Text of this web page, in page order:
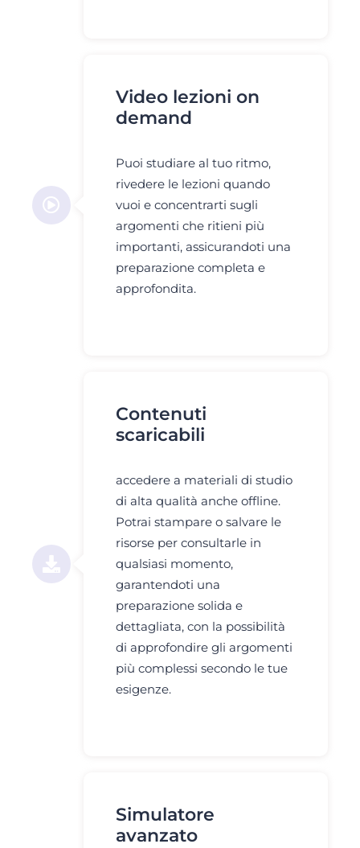
Video lezioni on
demand
Puoi studiare al tuo ritmo,
rivedere le lezioni quando
vuoi e concentrarti sugli
argomenti che ritieni più
importanti, assicurandoti una
preparazione completa e
approfondita.
Contenuti
scaricabili
accedere a materiali di studio
di alta qualità anche offline.
Potrai stampare o salvare le
risorse per consultarle in
qualsiasi momento,
garantendoti una
preparazione solida e
dettagliata, con la possibilità
di approfondire gli argomenti
più complessi secondo le tue
esigenze.
Simulatore
avanzato